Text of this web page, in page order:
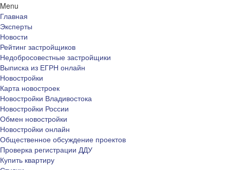
Menu
Главная
Эксперты
Новости
Рейтинг застройщиков
Недобросовестные застройщики
Выписка из ЕГРН онлайн
Новостройки
Карта новостроек
Новостройки Владивостока
Новостройки России
Обмен новостройки
Новостройки онлайн
Общественное обсуждение проектов
Проверка регистрации ДДУ
Купить квартиру